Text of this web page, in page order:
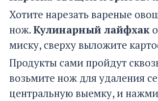
Хотите нарезать вареные
нож.Кулинарный лайфхак
миску, сверху выложите
Продукты сами пройдут
возьмите нож для удаления
центральную выемку, и